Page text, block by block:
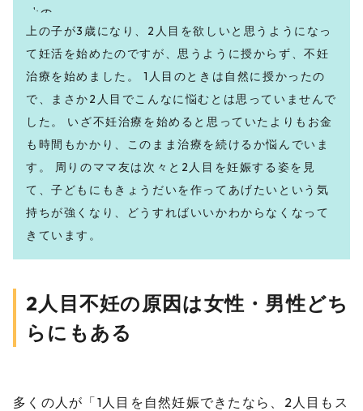
上の子が3歳になり、2人目を欲しいと思うようになっ
て妊活を始めたのですが、思うように授からず、不妊
治療を始めました。 1人目のときは自然に授かったの
で、まさか2人目でこんなに悩むとは思っていませんで
した。 いざ不妊治療を始めると思っていたよりもお金
も時間もかかり、このまま治療を続けるか悩んでいま
す。 周りのママ友は次々と2人目を妊娠する姿を見
て、子どもにもきょうだいを作ってあげたいという気
持ちが強くなり、どうすればいいかわからなくなって
きています。
2人目不妊の原因は女性・男性どち
らにもある
多くの人が「1人目を自然妊娠できたなら、2人目もス